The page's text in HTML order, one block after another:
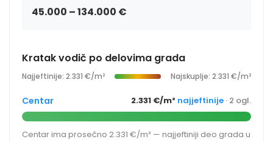
45.000 – 134.000 €
Kratak vodič po delovima grada
Najjeftinije: 2.331 €/m² Najskuplje: 2.331 €/m²
Centar 2.331 €/m² najjeftinije · 2 ogl.
Centar ima prosečno 2.331 €/m² — najjeftiniji deo grada u